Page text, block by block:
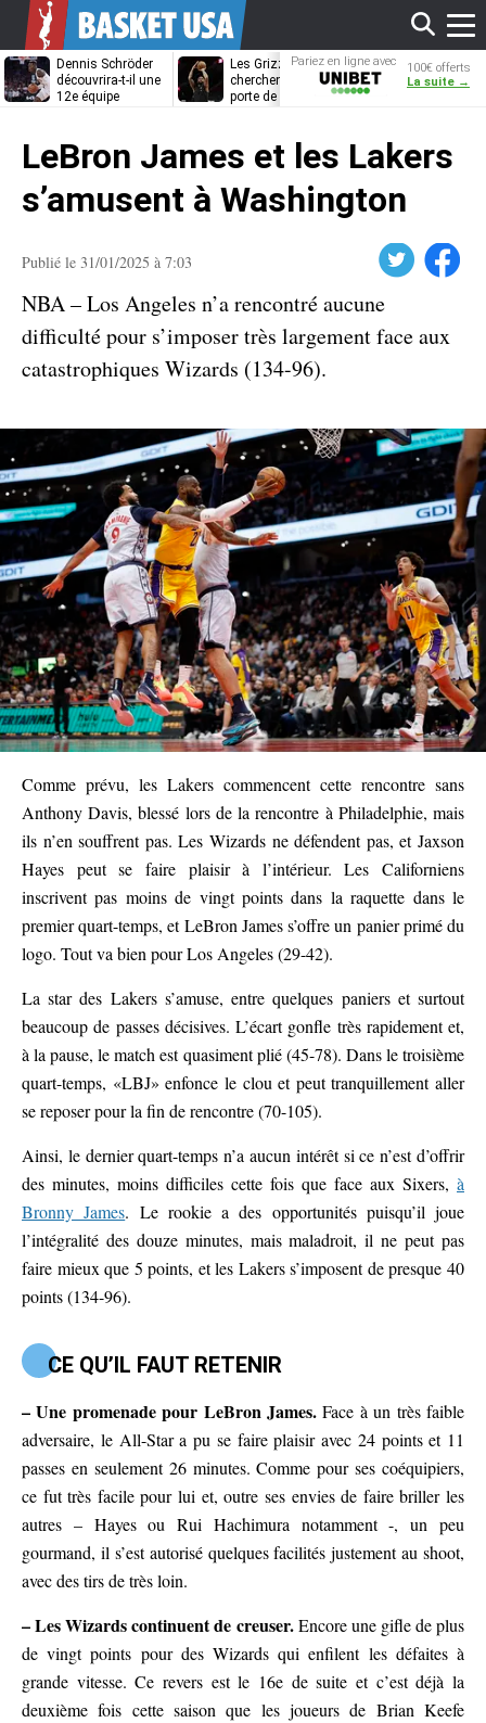
Dennis Schröder
découvrira-t-il une
12e équipe
Les Grizzlies
cherchent déjà une
porte de sortie
Dwane Casey
bientôt coach
Pariez en ligne avec
Unibet
100€ offerts
La suite →
LeBron James et les Lakers
s’amusent à Washington
Publié le 31/01/2025 à 7:03 Facebook
NBA – Los Angeles n’a rencontré aucune
difficulté pour s’imposer très largement face aux
catastrophiques Wizards (134-96).
Comme prévu, les Lakers commencent cette rencontre sans
Anthony Davis, blessé lors de la rencontre à Philadelphie, mais
ils n’en souffrent pas. Les Wizards ne défendent pas, et Jaxson
Hayes peut se faire plaisir à l’intérieur. Les Californiens
inscrivent pas moins de vingt points dans la raquette dans le
premier quart-temps, et LeBron James s’offre un panier primé du
logo. Tout va bien pour Los Angeles (29-42).
La star des Lakers s’amuse, entre quelques paniers et surtout
beaucoup de passes décisives. L’écart gonfle très rapidement et,
à la pause, le match est quasiment plié (45-78). Dans le troisième
quart-temps, «LBJ» enfonce le clou et peut tranquillement aller
se reposer pour la fin de rencontre (70-105).
Ainsi, le dernier quart-temps n’a aucun intérêt si ce n’est d’offrir
des minutes, moins difficiles cette fois que face aux Sixers, à
Bronny James. Le rookie a des opportunités puisqu’il joue
l’intégralité des douze minutes, mais maladroit, il ne peut pas
faire mieux que 5 points, et les Lakers s’imposent de presque 40
points (134-96).
CE QU’IL FAUT RETENIR
– Une promenade pour LeBron James. Face à un très faible
adversaire, le All-Star a pu se faire plaisir avec 24 points et 11
passes en seulement 26 minutes. Comme pour ses coéquipiers,
ce fut très facile pour lui et, outre ses envies de faire briller les
autres – Hayes ou Rui Hachimura notamment -, un peu
gourmand, il s’est autorisé quelques facilités justement au shoot,
avec des tirs de très loin.
– Les Wizards continuent de creuser.Encore une gifle de plus
de vingt points pour des Wizards qui enfilent les défaites à
grande vitesse. Ce revers est le 16e de suite et c’est déjà la
deuxième fois cette saison que les joueurs de Brian Keefe